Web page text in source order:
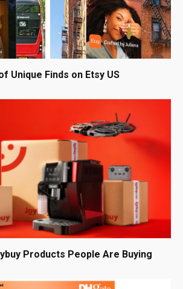
Unique Finds on Etsy US
Products People Are Buying